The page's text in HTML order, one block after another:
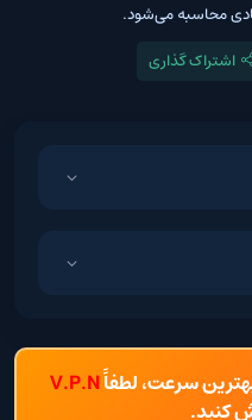
محاسبه می‌شود.
اشتراک گذاری
بهترین سرعت، لطفاًV.P.N
کنید.